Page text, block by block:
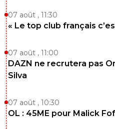
07 août , 11:30
« Le top club français
07 août , 11:00
DAZN ne recrutera pas
Silva
07 août , 10:30
OL : 45ME pour Malick